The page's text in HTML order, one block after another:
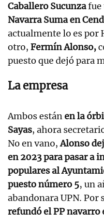
Caballero Sucunzafue
Navarra Suma en
actualmente lo es por
otro, Fermín Alonso,
puesto que dejó para
La empresa
Ambos estánen la
Sayas, ahora
No en vano,Alonso
en 2023 para pasar a
populares al
puesto número 5, un
abandonara UPN. Por
refundó el PP navarro